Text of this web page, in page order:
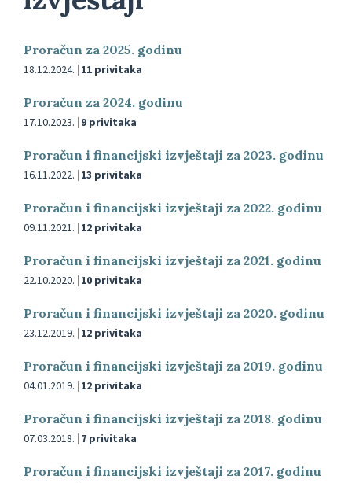
Proračun za 2025. godinu
18.12.2024. 11 privitaka
Proračun za 2024. godinu
17.10.2023. 9 privitaka
Proračun i financijski izvještaji za 2023. godinu
16.11.2022. 13 privitaka
Proračun i financijski izvještaji za 2022. godinu
09.11.2021. 12 privitaka
Proračun i financijski izvještaji za 2021. godinu
22.10.2020. 10 privitaka
Proračun i financijski izvještaji za 2020. godinu
23.12.2019. 12 privitaka
Proračun i financijski izvještaji za 2019. godinu
04.01.2019. 12 privitaka
Proračun i financijski izvještaji za 2018. godinu
07.03.2018. 7 privitaka
Proračun i financijski izvještaji za 2017. godinu